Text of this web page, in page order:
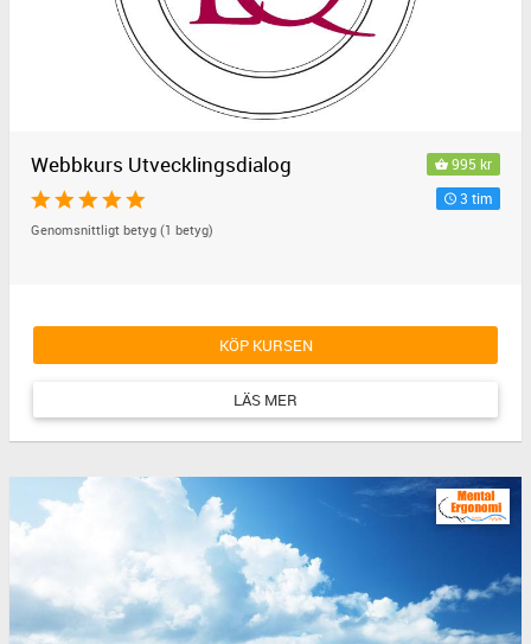
995 kr
3 tim
Webbkurs Utvecklingsdialog
Genomsnittligt betyg (1 betyg)
KÖP KURSEN
LÄS MER